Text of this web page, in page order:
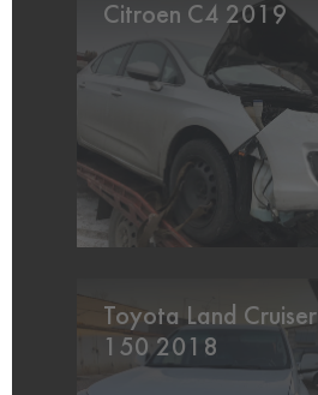
Citroen C4 2019
Toyota Land
150 2018